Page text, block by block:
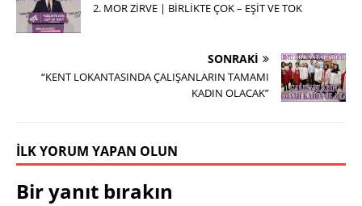
2. MOR ZİRVE | BİRLİKTE ÇOK – EŞİT VE TOK
SONRAKI
“KENT LOKANTASINDA ÇALIŞANLARIN TAMAMI
KADIN OLACAK”
İLK YORUM YAPAN OLUN
Bir yanıt bırakın